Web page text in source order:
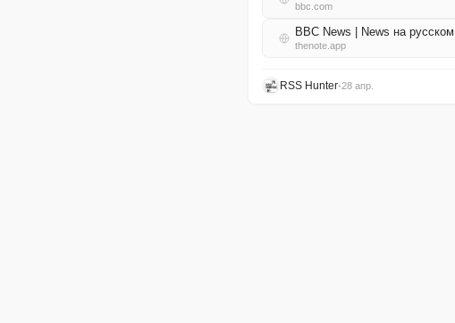
bbc.com
BBC News | News на
thenote.app
RSS Hunter•28 апр.